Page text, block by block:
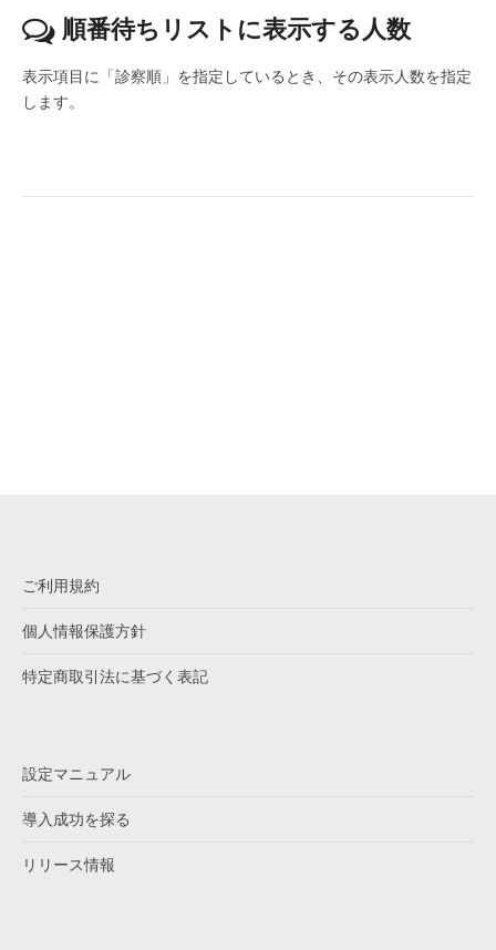
順番待ちリストに表示する人数
表示項目に「診察順」を指定しているとき、その表示人数を指定
します。
ご利用規約
個人情報保護方針
特定商取引法に基づく表記
設定マニュアル
導入成功を探る
リリース情報